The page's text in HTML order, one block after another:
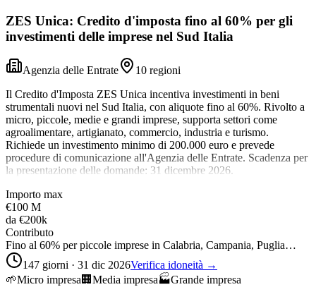
ZES Unica: Credito d'imposta fino al 60% per gli
investimenti delle imprese nel Sud Italia
Agenzia delle Entrate
10 regioni
Il Credito d'Imposta ZES Unica incentiva investimenti in beni
strumentali nuovi nel Sud Italia, con aliquote fino al 60%. Rivolto a
micro, piccole, medie e grandi imprese, supporta settori come
agroalimentare, artigianato, commercio, industria e turismo.
Richiede un investimento minimo di 200.000 euro e prevede
procedure di comunicazione all'Agenzia delle Entrate. Scadenza per
la presentazione delle domande: 31 dicembre 2026.
Importo max
€100 M
da €200k
Contributo
Fino al 60% per piccole imprese in Calabria, Campania, Puglia…
147 giorni · 31 dic 2026Verifica idoneità →
🌱Micro impresa 🏢 Media impresa🏭Grande impresa